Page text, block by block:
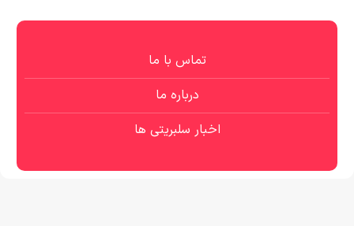
تماس با ما
درباره ما
اخبار سلبریتی ها